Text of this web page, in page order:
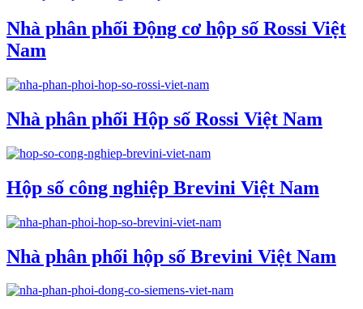
Nhà phân phối Động cơ hộp số Rossi Việt
Nam
Nhà phân phối Hộp số Rossi Việt Nam
Hộp số công nghiệp Brevini Việt Nam
Nhà phân phối hộp số Brevini Việt Nam